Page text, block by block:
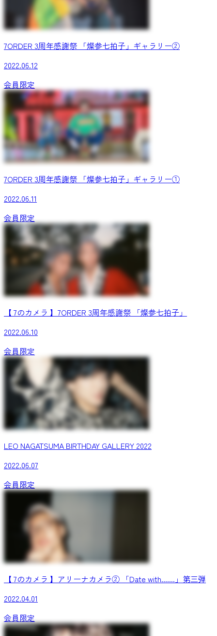
7ORDER 3周年感謝祭 「燦参七拍子」ギャラリー②
2022.06.12
会員限定
7ORDER 3周年感謝祭 「燦参七拍子」ギャラリー①
2022.06.11
会員限定
【 7のカメラ 】7ORDER 3周年感謝祭 「燦参七拍子」
2022.06.10
会員限定
LEO NAGATSUMA BIRTHDAY GALLERY 2022
2022.06.07
会員限定
【 7のカメラ 】アリーナカメラ② 「Date with.......」第三弾
2022.04.01
会員限定